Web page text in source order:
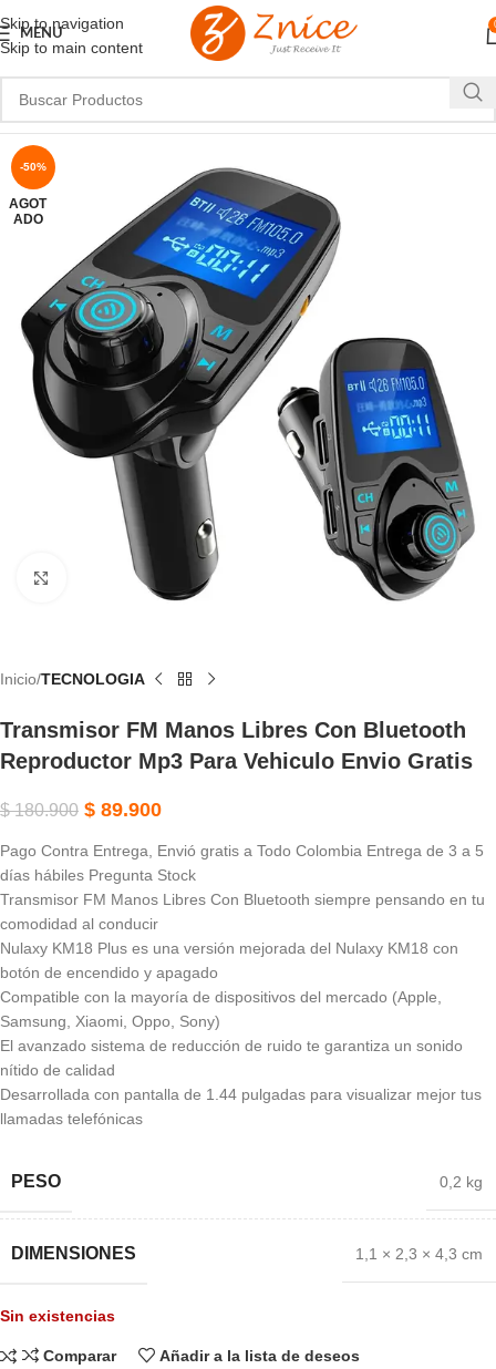
Skip to navigation
Skip to main content
MENU
-50%
AGOT
ADO
Haga Clic Para Ampliar
Inicio TECNOLOGIA
Transmisor FM Manos Libres Con Bluetooth
Reproductor Mp3 Para Vehiculo Envio Gratis
$180.900 $ 89.900
Pago Contra Entrega, Envió gratis a Todo Colombia Entrega de 3 a 5
días hábiles Pregunta Stock
Transmisor FM Manos Libres Con Bluetooth siempre pensando en tu
comodidad al conducir
Nulaxy KM18 Plus es una versión mejorada del Nulaxy KM18 con
botón de encendido y apagado
Compatible con la mayoría de dispositivos del mercado (Apple,
Samsung, Xiaomi, Oppo, Sony)
El avanzado sistema de reducción de ruido te garantiza un sonido
nítido de calidad
Desarrollada con pantalla de 1.44 pulgadas para visualizar mejor tus
llamadas telefónicas
PESO 0,2 kg
DIMENSIONES 1,1 × 2,3 × 4,3 cm
Sin existencias
Comparar Añadir a la lista de deseos